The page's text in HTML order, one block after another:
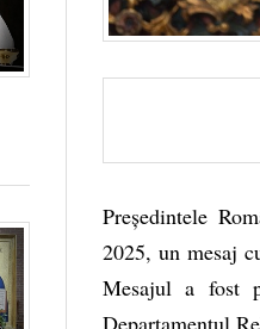
Președintele
2025, un mesaj
Mesajul a fost
Departamentul